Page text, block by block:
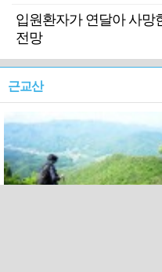
입원환자가 연달아 사망
전망
근교산